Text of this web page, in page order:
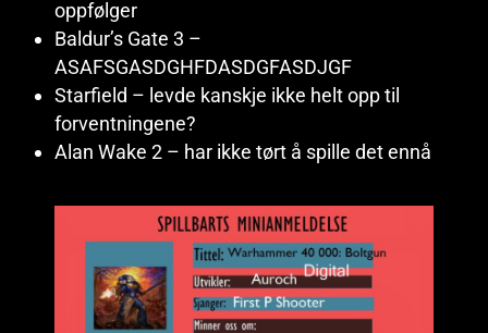
oppfølger
Baldur’s Gate 3 –
ASAFSGASDGHFDASDGFASDJGF
Starfield – levde kanskje ikke helt opp til
forventningene?
Alan Wake 2 – har ikke tørt å spille det ennå